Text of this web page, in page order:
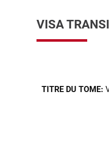
VISA
TITRE DU TOME: